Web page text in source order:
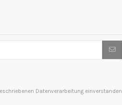
Datenverarbeitung einverstanden.